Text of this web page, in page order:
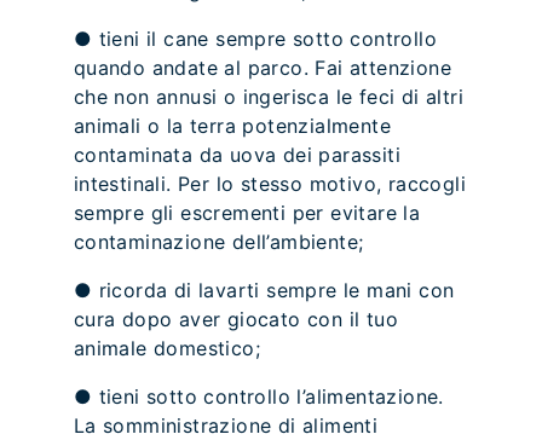
● tieni il cane sempre sotto controllo
quando andate al parco. Fai attenzione
che non annusi o ingerisca le feci di altri
animali o la terra potenzialmente
contaminata da uova dei parassiti
intestinali. Per lo stesso motivo, raccogli
sempre gli escrementi per evitare la
contaminazione dell’ambiente;
● ricorda di lavarti sempre le mani con
cura dopo aver giocato con il tuo
animale domestico;
● tieni sotto controllo l’alimentazione.
La somministrazione di alimenti